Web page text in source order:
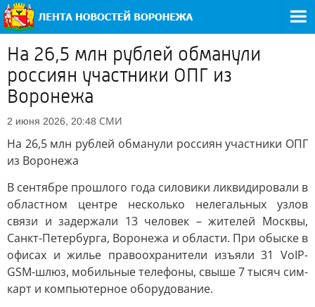
На 26,5 млн рублей обманули
россиян участники ОПГ из
Воронежа
2 июня 2026, 20:48 СМИ
На 26,5 млн рублей обманули россиян участники ОПГ
из Воронежа
В сентябре прошлого года силовики ликвидировали в
областном центре несколько нелегальных узлов
связи и задержали 13 человек – жителей Москвы,
Санкт-Петербурга, Воронежа и области. При обыске в
офисах и жилье правоохранители изъяли 31 VoIP-
GSM-шлюз, мобильные телефоны, свыше 7 тысяч сим-
карт и компьютерное оборудование.